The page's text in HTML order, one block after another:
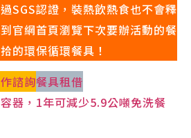
SGS認證，裝熱飲熱食也不會釋
官網首頁瀏覽下次要辦活動的餐
的環保循環餐具！
諮詢餐具租借
器，1年可減少5.9公噸免洗餐